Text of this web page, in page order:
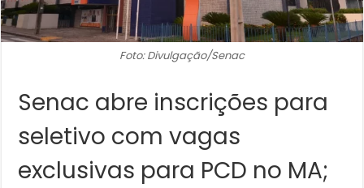
Foto: Divulgação/Senac
Senac abre inscrições para
seletivo com vagas
exclusivas para PCD no MA;